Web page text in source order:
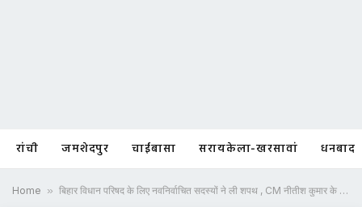
रांची जमशेदपुर चाईबासा सरायकेला-खरसावां धनबाद
Home » बिहार विधान परिषद के लिए नवनिर्वाचित सदस्यों ने ली शपथ , CM नीतीश कुमार के साथ जेडीयू और बीजेपी के कई नेता रहे मौजूद